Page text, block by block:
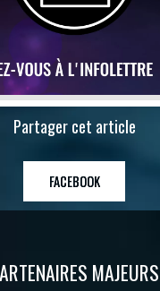
Partager cet article
FACEBOOK
MAJEURS